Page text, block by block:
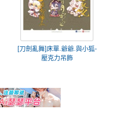
[刀劍亂舞]床單.爺爺.與小狐-
壓克力吊飾